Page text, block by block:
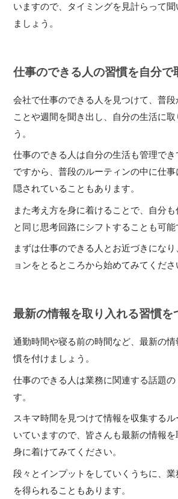
いますので、タイミングを見計らって
ましょう。
仕事のできる人の習慣を自分で
会社で仕事のできる人を見つけて、普段
ことや週間を聞き出し、自分の生活に取
う。
仕事のできる人は自分の生活も管理で
ですから、普段のルーティンの中に仕
隠されていることもあります。
また考え方を身に着けることで、自分
と同じ思考回路にシフトすることも可能
まずは仕事のできる人とお近づきにな
ョンをとるところから始めてみてくださ
最新の情報を取り入れる習慣を
通勤時間や寝る前の時間など、最新の
慣を付けましょう。
仕事のできる人は業務に関連する話題
す。
スキマ時間を見つけて情報を収集する
いていますので、皆さんも最新の情報
身に着けてみてください。
段々とインプットをしていくうちに、
を得られることもあります。